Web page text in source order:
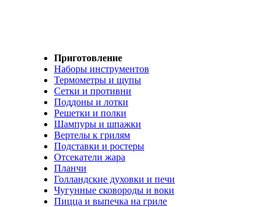
Приготовление
Наборы инструментов
Термометры и щупы
Сетки и противни
Поддоны и лотки
Решетки и полки
Шампуры и шпажки
Вертелы к грилям
Подставки и ростеры
Отсекатели жара
Планчи
Голландские духовки и печи
Чугунные сковороды и воки
Пицца и выпечка на гриле